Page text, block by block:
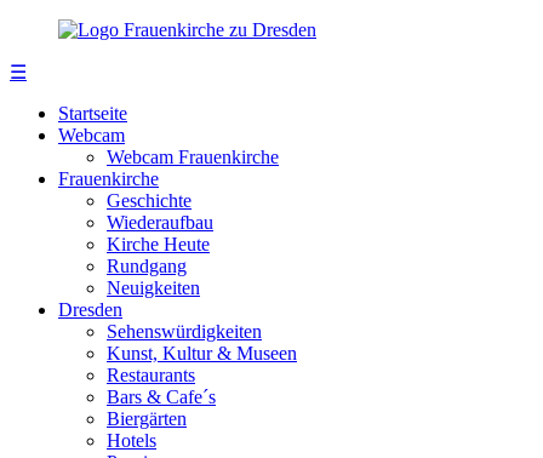
☰
Startseite
Webcam
Webcam Frauenkirche
Frauenkirche
Geschichte
Wiederaufbau
Kirche Heute
Rundgang
Neuigkeiten
Dresden
Sehenswürdigkeiten
Kunst, Kultur & Museen
Restaurants
Bars & Cafe´s
Biergärten
Hotels